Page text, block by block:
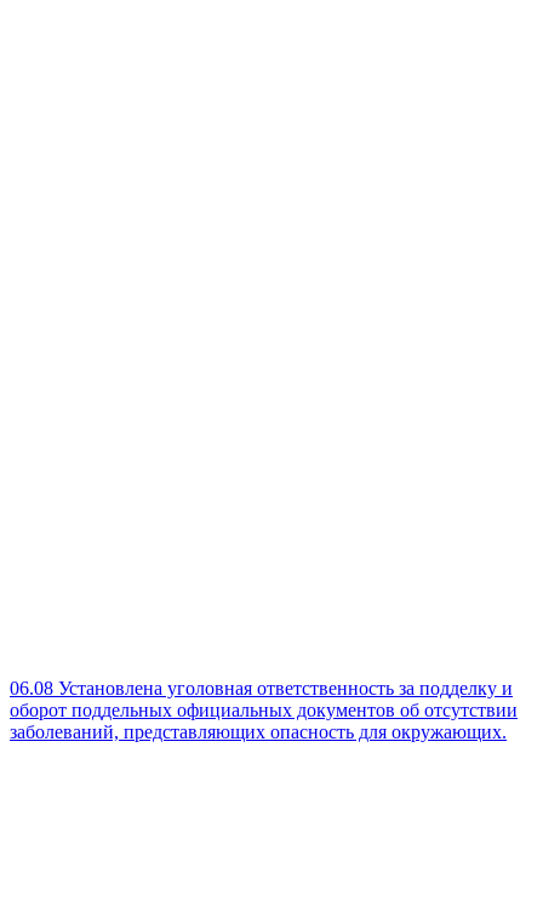
06.08 Установлена уголовная ответственность за подделку и
оборот поддельных официальных документов об отсутствии
заболеваний, представляющих опасность для окружающих.